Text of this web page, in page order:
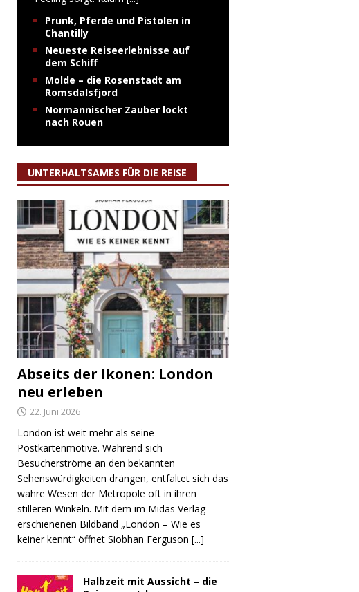
Prunk, Pferde und Pistolen in
Chantilly
Neueste Reiseerlebnisse auf
dem Schiff
Molde – die Rosenstadt am
Romsdalsfjord
Normannischer Zauber lockt
nach Rouen
UNTERHALTSAMES FÜR DIE REISE
Abseits der Ikonen: London
neu erleben
22. Juni 2026
London ist weit mehr als seine
Postkartenmotive. Während sich
Besucherströme an den bekannten
Sehenswürdigkeiten drängen, entfaltet sich das
wahre Wesen der Metropole oft in ihren
stilleren Winkeln. Mit dem im Midas Verlag
erschienenen Bildband „London – Wie es
keiner kennt“ öffnet Siobhan Ferguson [...]
Halbzeit mit Aussicht – die